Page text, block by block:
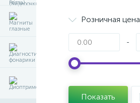
Розничная цена
-
Показать